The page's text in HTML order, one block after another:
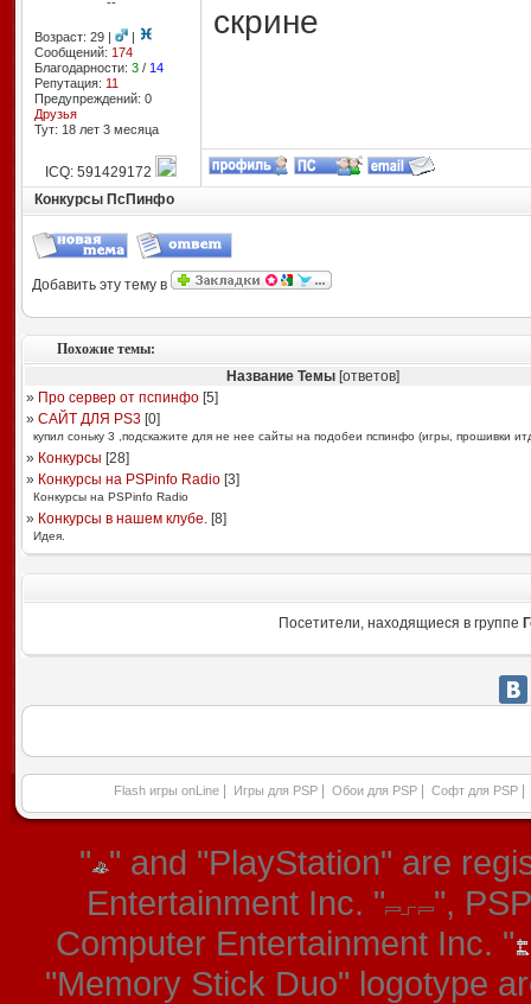
Возраст: 29 |
|
Сообщений: 174
Благодарности: 3/ 14
Репутация: 11
Предупреждений: 0
Друзья
Тут: 18 лет 3 месяцa
скрине
ICQ: 591429172
Конкурсы ПсПинфо
Добавить эту тему в
Похожие темы:
Название Темы [ответов]
» Про сервер от пспинфо[5]
» САЙТ ДЛЯ PS3[0]
купил соньку 3 ,подскажите для не нее сайты на подобеи пспинфо (игры, прошивки
» Конкурсы [28]
» Конкурсы на PSPinfo Radio[3]
Конкурсы на PSPinfo Radio
» Конкурсы в нашем клубе.[8]
Идея.
Посетители, находящиеся в группе
Flash игры onLine Игры для PSP Обои для PSP Софт для PSP
" " and "PlayStation" are
Entertainment Inc. "
",
Computer Entertainment Inc. "
"Memory Stick Duo" logotype